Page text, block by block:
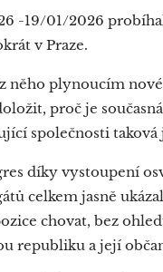
-19/01/2026
v Praze.
něho plynoucím
proč je
společnosti taková
díky vystoupení
celkem jasně
chovat, bez
republiku a její